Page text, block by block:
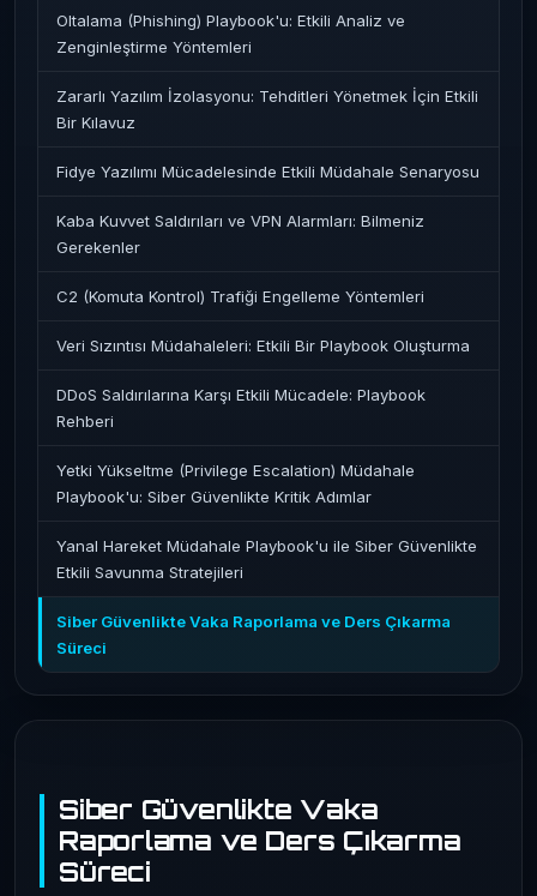
Siber Güvenlikte Vaka
Raporlama ve Ders Çıkarma
Süreci
Oltalama (Phishing) Playbook'u: Etkili Analiz ve
Zenginleştirme Yöntemleri
Zararlı Yazılım İzolasyonu: Tehditleri Yönetmek İçin Etkili
Bir Kılavuz
Fidye Yazılımı Mücadelesinde Etkili Müdahale Senaryosu
Kaba Kuvvet Saldırıları ve VPN Alarmları: Bilmeniz
Gerekenler
C2 (Komuta Kontrol) Trafiği Engelleme Yöntemleri
Veri Sızıntısı Müdahaleleri: Etkili Bir Playbook Oluşturma
DDoS Saldırılarına Karşı Etkili Mücadele: Playbook
Rehberi
Yetki Yükseltme (Privilege Escalation) Müdahale
Playbook'u: Siber Güvenlikte Kritik Adımlar
Yanal Hareket Müdahale Playbook'u ile Siber Güvenlikte
Etkili Savunma Stratejileri
Siber Güvenlikte Vaka Raporlama ve Ders Çıkarma
Süreci